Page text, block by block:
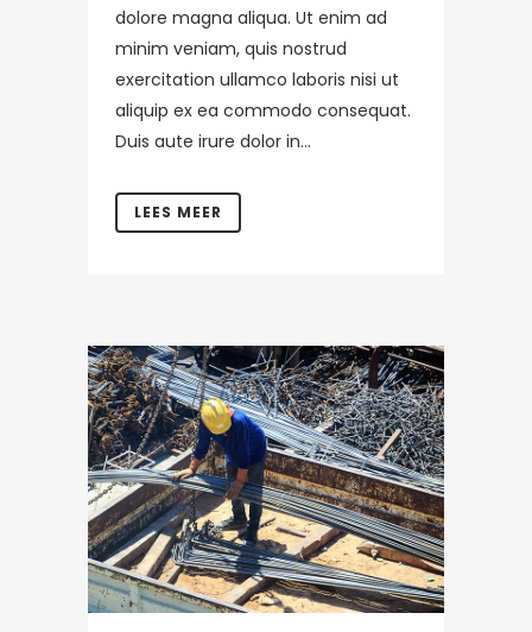
dolore magna aliqua. Ut enim ad
minim veniam, quis nostrud
exercitation ullamco laboris nisi ut
aliquip ex ea commodo consequat.
Duis aute irure dolor in...
LEES MEER